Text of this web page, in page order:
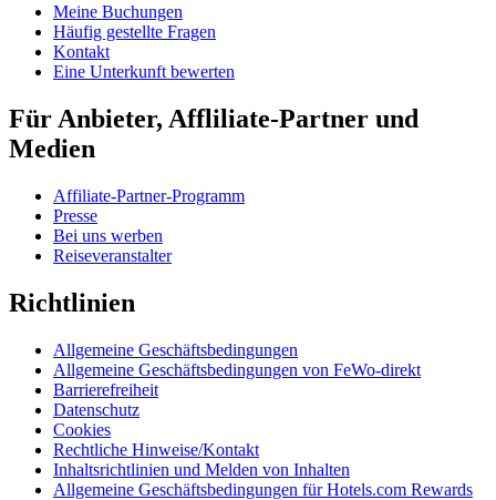
Meine Buchungen
Häufig gestellte Fragen
Kontakt
Eine Unterkunft bewerten
Für Anbieter, Affliliate-Partner und
Medien
Affiliate-Partner-Programm
Presse
Bei uns werben
Reiseveranstalter
Richtlinien
Allgemeine Geschäftsbedingungen
Allgemeine Geschäftsbedingungen von FeWo-direkt
Barrierefreiheit
Datenschutz
Cookies
Rechtliche Hinweise/Kontakt
Inhaltsrichtlinien und Melden von Inhalten
Allgemeine Geschäftsbedingungen für Hotels.com Rewards